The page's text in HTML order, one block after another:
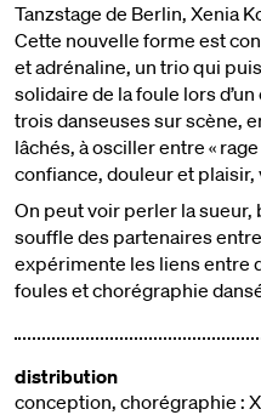
Tanzstage de Berlin, Xenia
Cette nouvelle forme est
et adrénaline, un trio qui
solidaire de la foule lors
trois danseuses sur scène,
lâchés, à osciller entre «
confiance, douleur et plaisir,
On peut voir perler la
souffle des partenaires
expérimente les liens entre
foules et chorégraphie
distribution
conception, chorégraphie :